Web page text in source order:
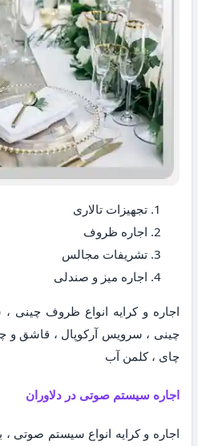
تجهیزات تالاری
اجاره ظروف
تشریفات مجالس
اجاره میز و صندلی
اجاره و کرایه انواع ظروف
چینی ، سرویس آرکوپال ، قاشق و
چای ، کلمن آب
اجاره سیستم صوتی در دلاوران
اجاره و کرایه انواع سیستم صوتی ،